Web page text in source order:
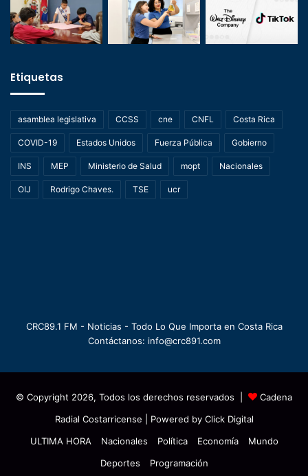
Etiquetas
asamblea legislativa CCSS cne CNFL Costa Rica
COVID-19 Estados Unidos Fuerza Pública Gobierno
INS MEP Ministerio de Salud mopt Nacionales
OIJ Rodrigo Chaves. TSE ucr
CRC89.1 FM - Noticias - Todo Lo Que Importa en Costa Rica
Contáctanos: info@crc891.com
© Copyright 2026, Todos los derechos reservados |
Cadena
Radial Costarricense | Powered by Click Digital
ULTIMA HORA
Nacionales Política Economía
Mundo
Deportes
Programación